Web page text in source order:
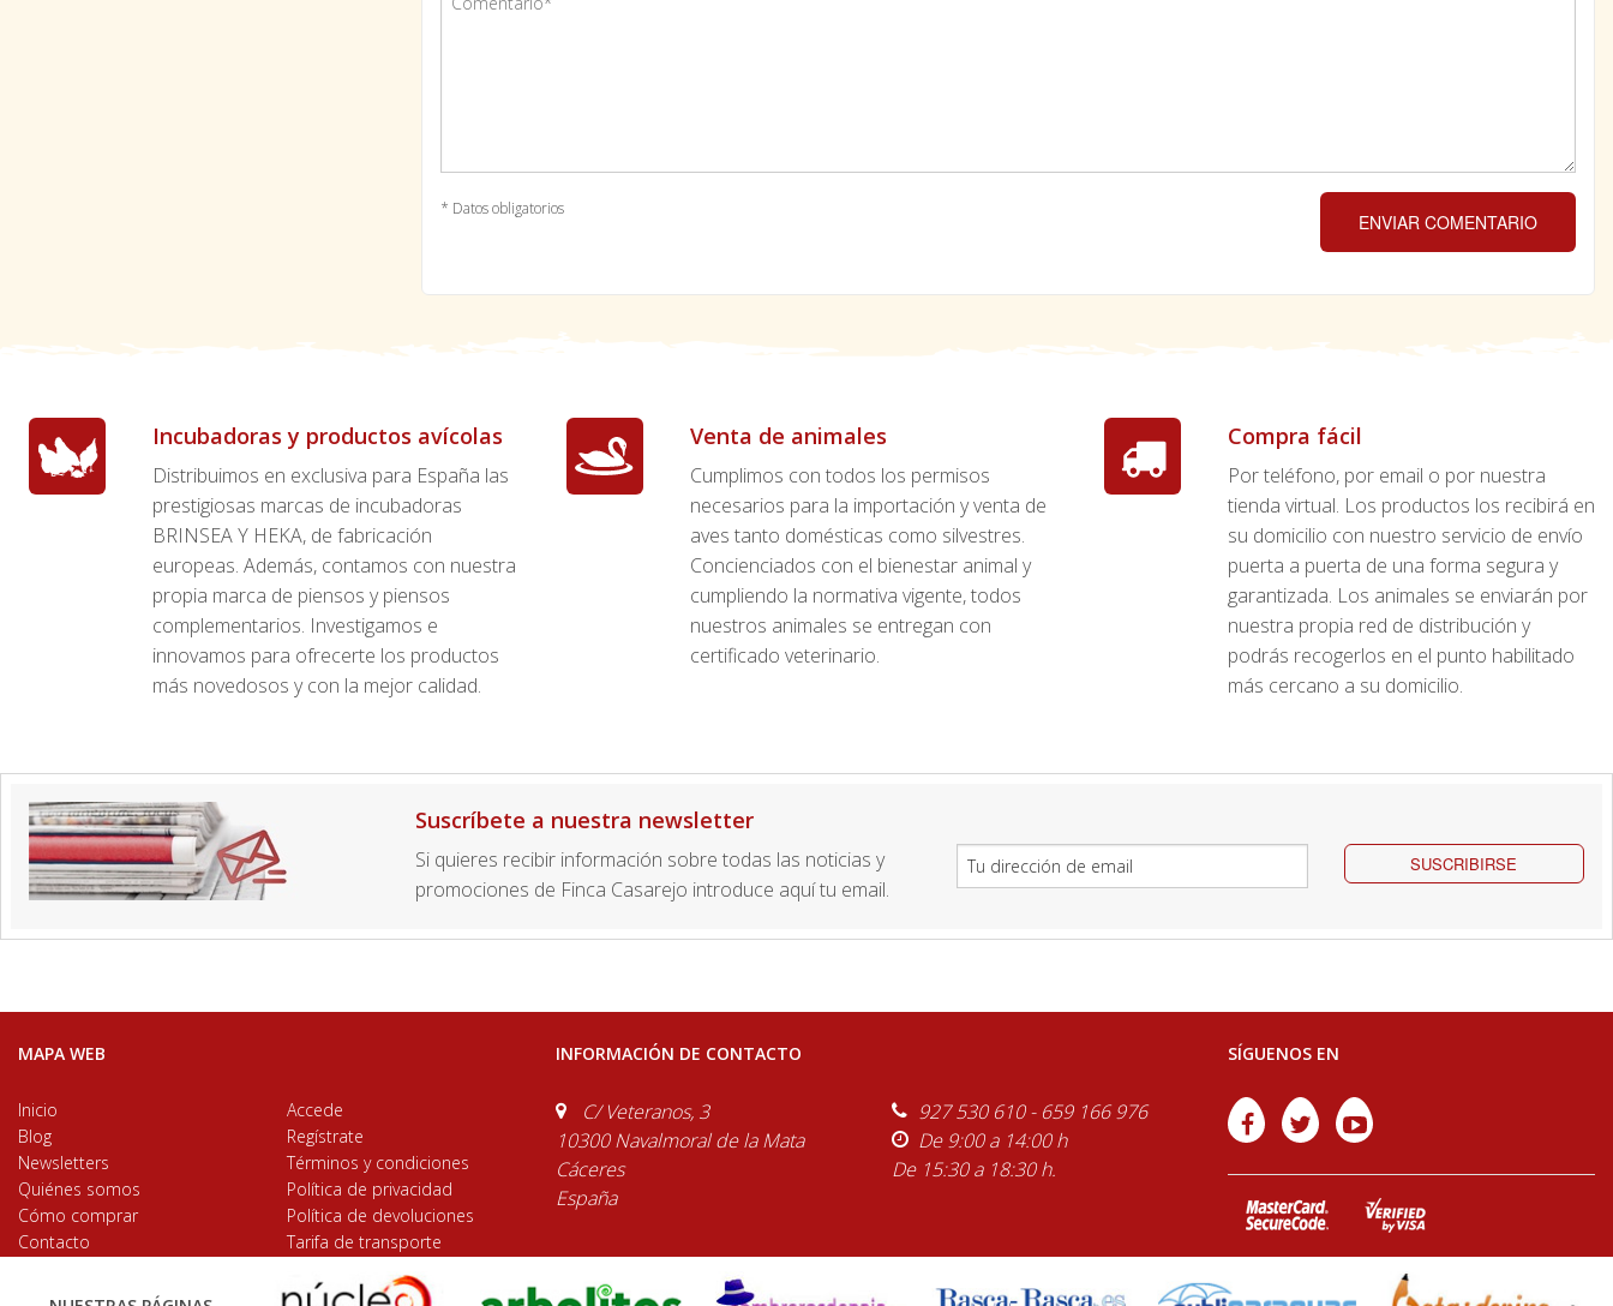
* Datos obligatorios
ENVIAR COMENTARIO
Incubadoras y productos avícolas
Distribuimos en exclusiva para España las
prestigiosas marcas de incubadoras
BRINSEA Y HEKA, de fabricación
europeas. Además, contamos con nuestra
propia marca de piensos y piensos
complementarios. Investigamos e
innovamos para ofrecerte los productos
más novedosos y con la mejor calidad.
Venta de animales
Cumplimos con todos los permisos
necesarios para la importación y venta de
aves tanto domésticas como silvestres.
Concienciados con el bienestar animal y
cumpliendo la normativa vigente, todos
nuestros animales se entregan con
certificado veterinario.
Compra fácil
Por teléfono, por email o por nuestra
tienda virtual. Los productos los recibirá en
su domicilio con nuestro servicio de envío
puerta a puerta de una forma segura y
garantizada. Los animales se enviarán por
nuestra propia red de distribución y
podrás recogerlos en el punto habilitado
más cercano a su domicilio.
Suscríbete a nuestra newsletter
Si quieres recibir información sobre todas las noticias y
promociones de Finca Casarejo introduce aquí tu email.
SUSCRIBIRSE
MAPA WEB
Inicio
Blog
Newsletters
Quiénes somos
Cómo comprar
Contacto
Accede
Regístrate
Términos y condiciones
Política de privacidad
Política de devoluciones
Tarifa de transporte
INFORMACIÓN DE CONTACTO
C/ Veteranos, 3
10300 Navalmoral de la Mata
Cáceres
España
927 530 610 - 659 166 976
De 9:00 a 14:00 h
De 15:30 a 18:30 h.
SÍGUENOS EN